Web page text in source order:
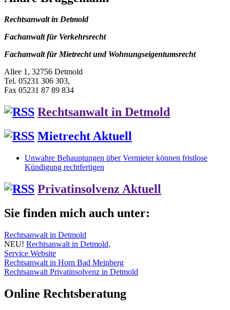
Rechtsanwalt in Detmold
Fachanwalt für Verkehrsrecht
Fachanwalt für Mietrecht und Wohnungseigentumsrecht
Allee 1, 32756 Detmold
Tel. 05231 306 303,
Fax 05231 87 89 834
Rechtsanwalt in Detmold
Mietrecht Aktuell
Unwahre Behauptungen über Vermieter können fristlose
Kündigung rechtfertigen
Privatinsolvenz Aktuell
Sie finden mich auch unter:
Rechtsanwalt in Detmold
NEU! Rechtsanwalt in Detmold,
Service Website
Rechtsanwalt in Horn Bad Meinberg
Rechtsanwalt Privatinsolvenz in Detmold
Online Rechtsberatung